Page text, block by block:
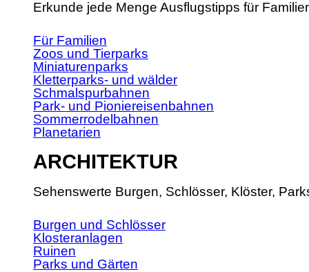
Erkunde jede Menge Ausflugstipps für
Für Familien
Zoos und Tierparks
Miniaturenparks
Kletterparks- und wälder
Schmalspurbahnen
Park- und Pioniereisenbahnen
Sommerrodelbahnen
Planetarien
ARCHITEKTUR
Sehenswerte Burgen, Schlösser, Klöster,
Burgen und Schlösser
Klosteranlagen
Ruinen
Parks und Gärten